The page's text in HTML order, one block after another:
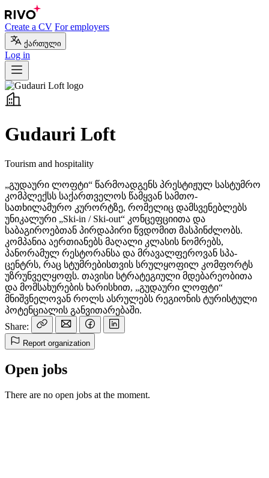
Create a CV For employers
ქართული
Log in
Gudauri Loft
Tourism and hospitality
„გუდაური ლოფტი“ წარმოადგენს პრესტიჟულ სასტუმრო
კომპლექსს საქართველოს წამყვან სამთო-
სათხილამურო კურორტზე, რომელიც დამსვენებლებს
უნიკალური „Ski-in / Ski-out“ კონცეფციითა და
საბაგიროებთან პირდაპირი წვდომით მასპინძლობს.
კომპანია აერთიანებს მაღალი კლასის ნომრებს,
პანორამულ რესტორანსა და მრავალფეროვან სპა-
ცენტრს, რაც სტუმრებისთვის სრულყოფილ კომფორტს
უზრუნველყოფს. თავისი სტრატეგიული მდებარეობითა
და მომსახურების ხარისხით, „გუდაური ლოფტი“
მნიშვნელოვან როლს ასრულებს რეგიონის ტურისტული
პოტენციალის განვითარებაში.
Share:
Report organization
Open jobs
There are no open jobs at the moment.